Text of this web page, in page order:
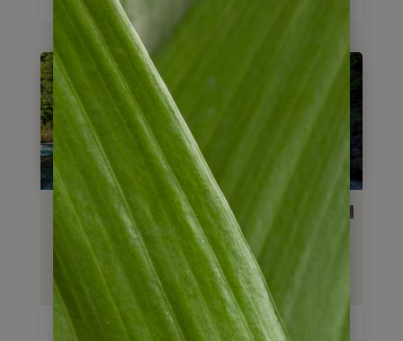
Mietwagenreise
Chilenische Seenregion & Insel
Chiloé
8 Tage